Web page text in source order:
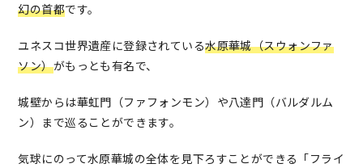
幻の首都です。
ユネスコ世界遺産に登録されている水原華城（スウォンファ
ソン）がもっとも有名で、
城壁からは華虹門（ファフォンモン）や八達門（バルダルム
ン）まで巡ることができます。
気球にのって水原華城の全体を見下ろすことができる「フライ